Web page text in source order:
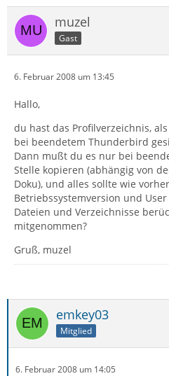
muzel
Gast
6. Februar 2008 um 13:45
Hallo,
du hast das Profilverzeichnis,
bei beendetem Thunderbird
Dann mußt du es nur bei
Stelle kopieren (abhängig von
Doku), und alles sollte wie
Betriebssystemversion und
Dateien und Verzeichnisse
mitgenommen?
Gruß, muzel
emkey03
Mitglied
6. Februar 2008 um 14:05